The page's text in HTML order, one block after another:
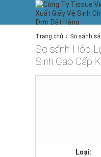
Trang chủ So sánh
So sánh Hộp
Sinh Cao Cấp
Loại: